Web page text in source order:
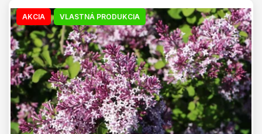
r
o
d
u
k
t
o
v
s
p
r
o
d
u
k
t
o
AKCIA VLASTNÁ PRODUKCIA